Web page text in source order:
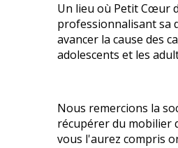
Un lieu où Petit Cœur
professionnalisant sa
avancer la cause des
adolescents et les
Nous remercions la
récupérer du mobilier
vous l'aurez compris